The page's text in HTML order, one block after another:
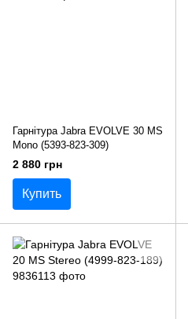
Гарнітура Jabra EVOLVE 30 MS
Mono (5393-823-309)
2 880 грн
Купить